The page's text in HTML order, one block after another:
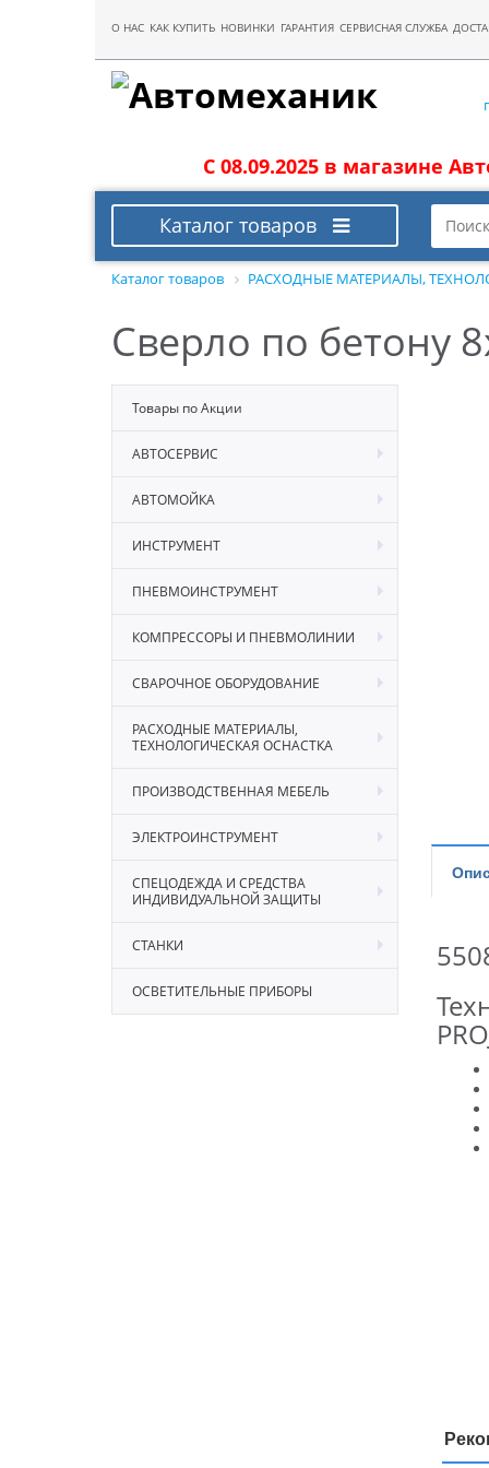
О НАС КАК КУПИТЬ НОВИНКИ ГАРАНТИЯ СЕРВИСНАЯ СЛУЖБА
С 08.09.2025 в магазине
Каталог товаров
Каталог товаров РАСХОДНЫЕ МАТЕРИАЛЫ,
Сверло по бетону
Товары по Акции
АВТОСЕРВИС
АВТОМОЙКА
ИНСТРУМЕНТ
ПНЕВМОИНСТРУМЕНТ
КОМПРЕССОРЫ И ПНЕВМОЛИНИИ
СВАРОЧНОЕ ОБОРУДОВАНИЕ
РАСХОДНЫЕ МАТЕРИАЛЫ,
ТЕХНОЛОГИЧЕСКАЯ ОСНАСТКА
ПРОИЗВОДСТВЕННАЯ МЕБЕЛЬ
ЭЛЕКТРОИНСТРУМЕНТ
СПЕЦОДЕЖДА И СРЕДСТВА
ИНДИВИДУАЛЬНОЙ ЗАЩИТЫ
СТАНКИ
ОСВЕТИТЕЛЬНЫЕ ПРИБОРЫ